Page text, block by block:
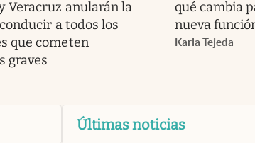
Veracruz anularán la
a todos los
que cometen
graves
qué cambia
nueva
Karla Tejeda
Últimas noticias